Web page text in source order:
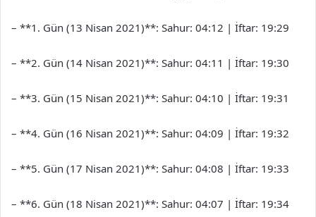
– **1. Gün (13 Nisan 2021)**: Sahur: 04:12 | İftar: 19:29
– **2. Gün (14 Nisan 2021)**: Sahur: 04:11 | İftar: 19:30
– **3. Gün (15 Nisan 2021)**: Sahur: 04:10 | İftar: 19:31
– **4. Gün (16 Nisan 2021)**: Sahur: 04:09 | İftar: 19:32
– **5. Gün (17 Nisan 2021)**: Sahur: 04:08 | İftar: 19:33
– **6. Gün (18 Nisan 2021)**: Sahur: 04:07 | İftar: 19:34